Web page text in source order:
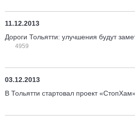
11.12.2013
Дороги Тольятти: улучшения будут
4959
03.12.2013
В Тольятти стартовал проект